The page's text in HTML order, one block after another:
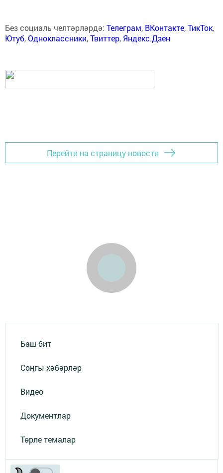
Без социаль челтәрләрдә: Телеграм, ВКонтакте,ТикТок,
Ютуб,Одноклассники,Твиттер, Яндекс.Дзен
Перейти на страницу новости
Баш бит
Соңгы хәбәрләр
Видео
Документлар
Төрле темалар